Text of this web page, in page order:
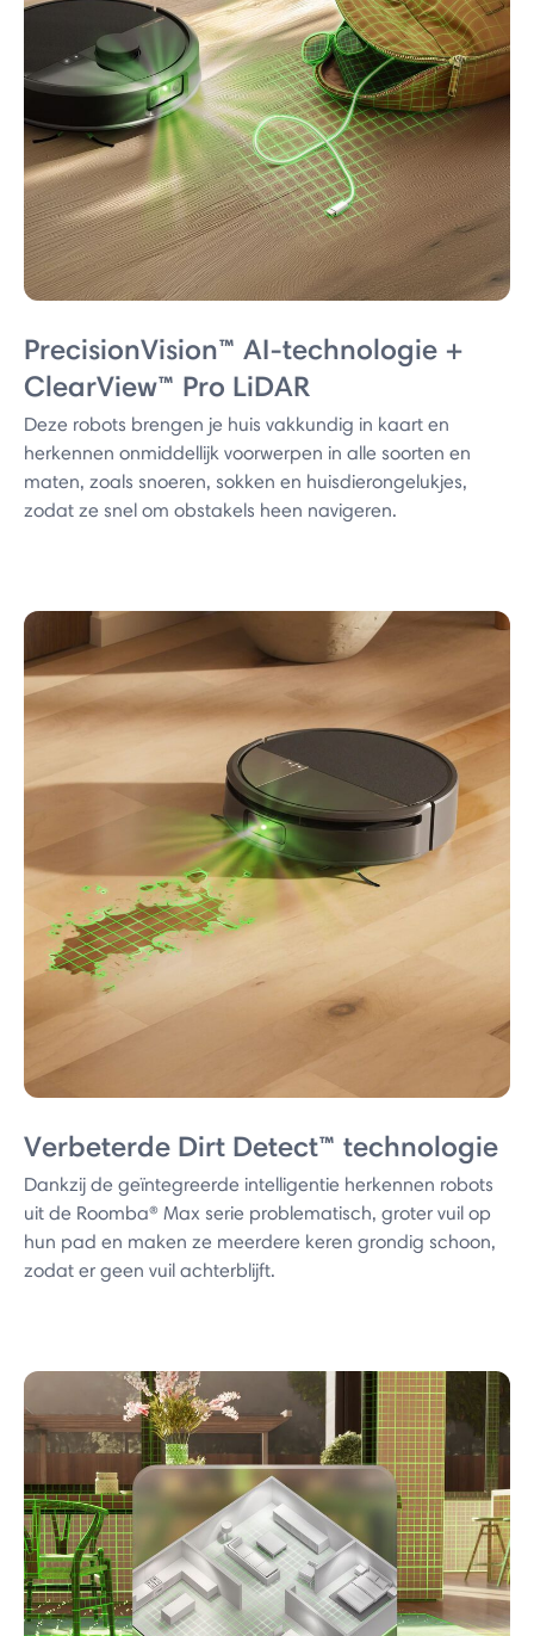
PrecisionVision™ AI-technologie +
ClearView™ Pro LiDAR
Deze robots brengen je huis vakkundig in kaart en
herkennen onmiddellijk voorwerpen in alle soorten en
maten, zoals snoeren, sokken en huisdierongelukjes,
zodat ze snel om obstakels heen navigeren.
Verbeterde Dirt Detect™ technologie
Dankzij de geïntegreerde intelligentie herkennen robots
uit de Roomba® Max serie problematisch, groter vuil op
hun pad en maken ze meerdere keren grondig schoon,
zodat er geen vuil achterblijft.